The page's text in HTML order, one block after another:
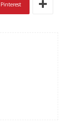
Pinterest